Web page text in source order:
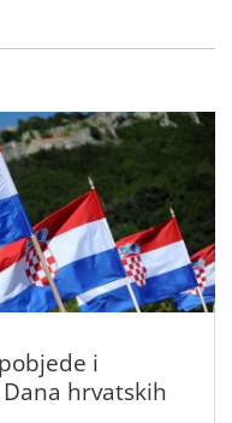
i
hrvatskih